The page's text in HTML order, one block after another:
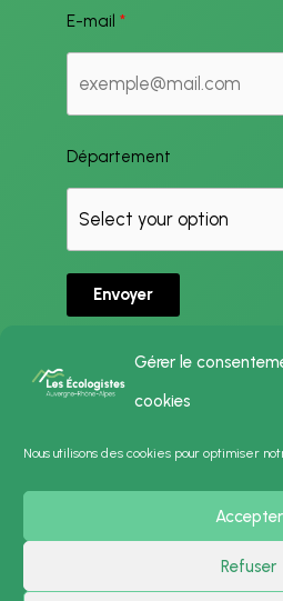
Gérer le
cookies
Nous utilisons des cookies pour optimiser
Accepter
Refuser
E-mail
Département
Envoyer
Politique de
Mentions
Presse
Contact